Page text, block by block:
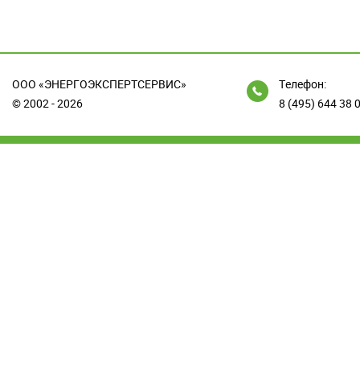
ООО «ЭНЕРГОЭКСПЕРТСЕРВИС»
© 2002 - 2026
Телефон:
8 (495) 644 38